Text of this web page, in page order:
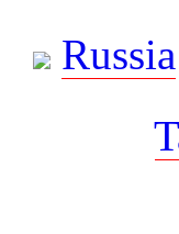
Russia